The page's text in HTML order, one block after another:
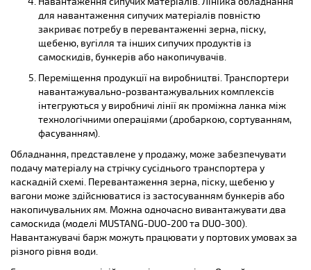
для навантаження сипучих матеріалів повністю
закриває потребу в перевантаженні зерна, піску,
щебеню, вугілля та інших сипучих продуктів із
самоскидів, бункерів або накопичувачів.
Переміщення продукції на виробництві. Транспортери
навантажувально-розвантажувальних комплексів
інтегруються у виробничі лінії як проміжна ланка між
технологічними операціями (дробаркою, сортуванням,
фасуванням).
Обладнання, представлене у продажу, може забезпечувати
подачу матеріалу на стрічку сусіднього транспортера у
каскадній схемі. Перевантаження зерна, піску, щебеню у
вагони може здійснюватися із застосуванням бункерів або
накопичувальних ям. Можна одночасно вивантажувати два
самоскида (моделі MUSTANG-DUO-200 та DUO-300).
Навантажувачі барж можуть працювати у портових умовах за
різного рівня води.